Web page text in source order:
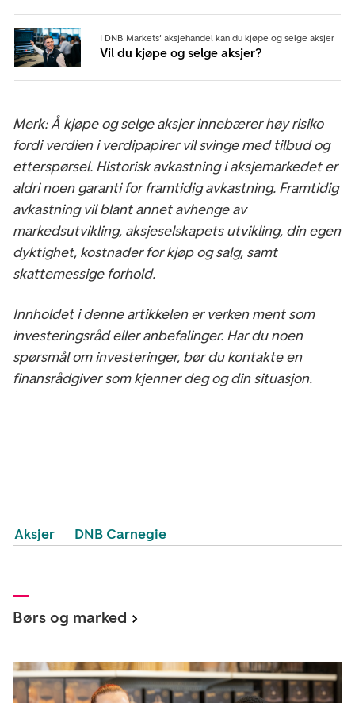
I DNB Markets' aksjehandel kan du kjøpe og selge aksjer
Vil du kjøpe og selge aksjer?
Merk: Å kjøpe og selge aksjer innebærer høy risiko
fordi verdien i verdipapirer vil svinge med tilbud og
etterspørsel. Historisk avkastning i aksjemarkedet er
aldri noen garanti for framtidig avkastning. Framtidig
avkastning vil blant annet avhenge av
markedsutvikling, aksjeselskapets utvikling, din egen
dyktighet, kostnader for kjøp og salg, samt
skattemessige forhold.
Innholdet i denne artikkelen er verken ment som
investeringsråd eller anbefalinger. Har du noen
spørsmål om investeringer, bør du kontakte en
finansrådgiver som kjenner deg og din situasjon.
Aksjer DNB Carnegie
Børs og marked